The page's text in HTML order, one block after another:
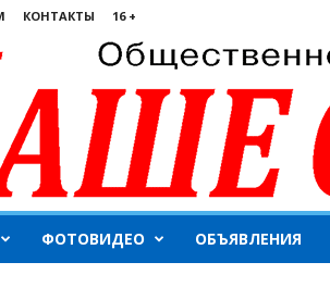
КОНТАКТЫ 16 +
ФОТОВИДЕО ОБЪЯВЛЕНИЯ